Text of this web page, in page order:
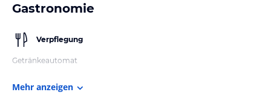
Gastronomie
Verpflegung
Getränkeautomat
Mehr anzeigen